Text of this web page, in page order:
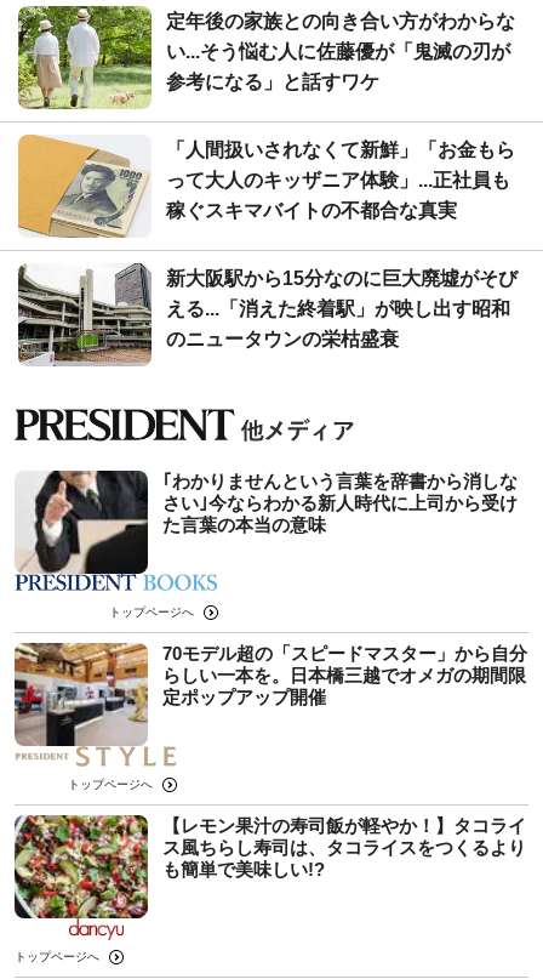
定年後の家族との向き合い方がわからな
い...そう悩む人に佐藤優が「鬼滅の刃が
参考になる」と話すワケ
「人間扱いされなくて新鮮」「お金もら
って大人のキッザニア体験」...正社員も
稼ぐスキマバイトの不都合な真実
新大阪駅から15分なのに巨大廃墟がそび
える...「消えた終着駅」が映し出す昭和
のニュータウンの栄枯盛衰
｢わかりませんという言葉を辞書から消しな
さい｣今ならわかる新人時代に上司から受け
た言葉の本当の意味
トップページへ
70モデル超の「スピードマスター」から自分
らしい一本を。日本橋三越でオメガの期間限
定ポップアップ開催
トップページへ
【レモン果汁の寿司飯が軽やか！】タコライ
ス風ちらし寿司は、タコライスをつくるより
も簡単で美味しい!?
トップページへ